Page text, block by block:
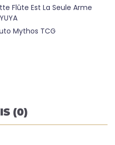
Flûte Est La Seule Arme
Mythos TCG
(0)